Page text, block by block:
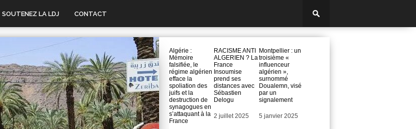
SOUTENEZ LA LDJ CONTACT
Algérie :
Mémoire
falsifiée, le
régime algérien
efface la
spoliation des
juifs et la
destruction de
synagogues en
s’attaquant à la
France
RACISME ANTI
ALGERIEN ? La
France
Insoumise
prend ses
distances avec
Sébastien
Delogu
Date
2 juillet 2025
Montpellier : un
troisième «
influenceur
algérien »,
surnommé
Doualemn, visé
par un
signalement
Date
5 janvier 2025